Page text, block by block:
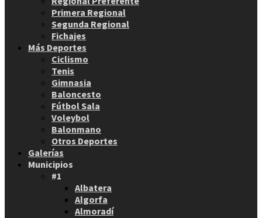
Primera Regional
Segunda Regional
Fichajes
Más Deportes
Ciclismo
Tenis
Gimnasia
Baloncesto
Fútbol Sala
Voleybol
Balonmano
Otros Deportes
Galerías
Municipios
#1
Albatera
Algorfa
Almoradí